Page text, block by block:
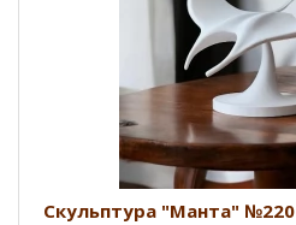
Скульптура "Манта" №220